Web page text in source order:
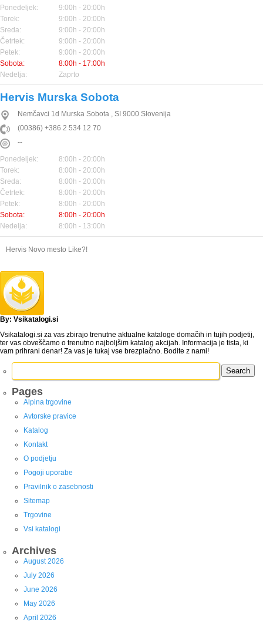
Ponedeljek:
9:00h - 20:00h
Torek:
9:00h - 20:00h
Sreda:
9:00h - 20:00h
Četrtek:
9:00h - 20:00h
Petek:
9:00h - 20:00h
Sobota:
8:00h - 17:00h
Nedelja:
Zaprto
Hervis Murska Sobota
Nemčavci 1d Murska Sobota , SI 9000 Slovenija
(00386) +386 2 534 12 70
--
Ponedeljek:
8:00h - 20:00h
Torek:
8:00h - 20:00h
Sreda:
8:00h - 20:00h
Četrtek:
8:00h - 20:00h
Petek:
8:00h - 20:00h
Sobota:
8:00h - 20:00h
Nedelja:
8:00h - 13:00h
Hervis Novo mesto Like?!
By: Vsikatalogi.si
Vsikatalogi.si za vas zbirajo trenutne aktualne kataloge domačih in tujih podjetij,
ter vas obveščamo o trenutno najboljšim katalog akcijah. Informacija je tista, ki
vam prihrani denar! Za vas je tukaj vse brezplačno. Bodite z nami!
Search
Pages
Alpina trgovine
Avtorske pravice
Katalog
Kontakt
O podjetju
Pogoji uporabe
Pravilnik o zasebnosti
Sitemap
Trgovine
Vsi katalogi
Archives
August 2026
July 2026
June 2026
May 2026
April 2026